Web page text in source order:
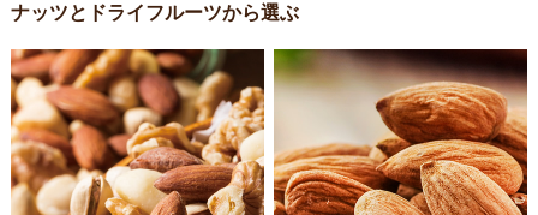
ナッツとドライフルーツから選ぶ